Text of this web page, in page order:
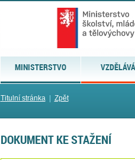
MINISTERSTVO
Titulní stránka| Zpět
DOKUMENT KE STAŽENÍ